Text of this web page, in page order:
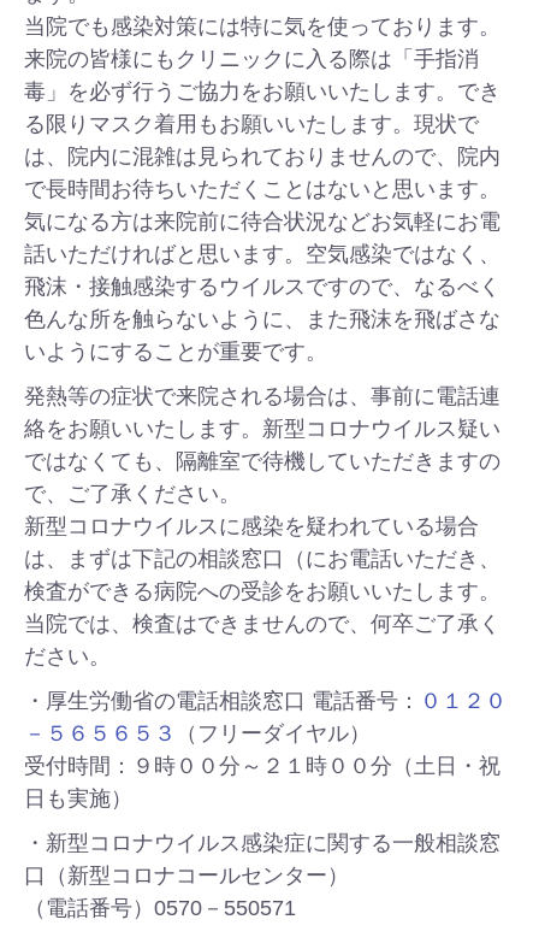
当院でも感染対策には特に気を使っております。
来院の皆様にもクリニックに入る際は「手指消
毒」を必ず行うご協力をお願いいたします。でき
る限りマスク着用もお願いいたします。現状で
は、院内に混雑は見られておりませんので、院内
で長時間お待ちいただくことはないと思います。
気になる方は来院前に待合状況などお気軽にお電
話いただければと思います。空気感染ではなく、
飛沫・接触感染するウイルスですので、なるべく
色んな所を触らないように、また飛沫を飛ばさな
いようにすることが重要です。
発熱等の症状で来院される場合は、事前に電話連
絡をお願いいたします。新型コロナウイルス疑い
ではなくても、隔離室で待機していただきますの
で、ご了承ください。
新型コロナウイルスに感染を疑われている場合
は、まずは下記の相談窓口（にお電話いただき、
検査ができる病院への受診をお願いいたします。
当院では、検査はできませんので、何卒ご了承く
ださい。
・厚生労働省の電話相談窓口 電話番号： ０１２０
－５６５６５３
（フリーダイヤル）
受付時間：９時００分～２１時００分（土日・祝
日も実施）
・新型コロナウイルス感染症に関する一般相談窓
口（新型コロナコールセンター）
（電話番号）0570－550571